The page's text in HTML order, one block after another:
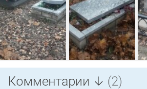
Комментарии ↓ (2)